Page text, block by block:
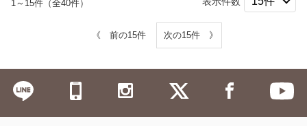
1～15件（全40件）
《 前の15件 次の15件 》